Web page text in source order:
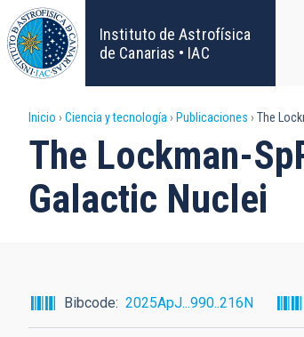
Pasar
al
contenido
principal
Instituto de Astrofísica
de Canarias • IAC
Sobrescribir
enlaces
de
a
la
Inicio Ciencia y tecnología Publicaciones The
The Lockman-
Galactic Nuclei
Bibcode 2025ApJ...990..216N